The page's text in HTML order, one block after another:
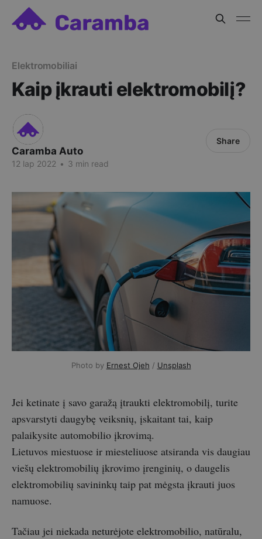
Elektromobiliai
Kaip įkrauti elektromobilį?
Caramba Auto
12 lap 2022 • 3 min read
Share
Photo by Ernest Ojeh / Unsplash
Jei ketinate į savo garažą įtraukti elektromobilį, turite
apsvarstyti daugybę veiksnių, įskaitant tai, kaip
palaikysite automobilio įkrovimą.
Lietuvos miestuose ir miesteliuose atsiranda vis daugiau
viešų elektromobilių įkrovimo įrenginių, o daugelis
elektromobilių savininkų taip pat mėgsta įkrauti juos
namuose.
Tačiau jei niekada neturėjote elektromobilio, natūralu,